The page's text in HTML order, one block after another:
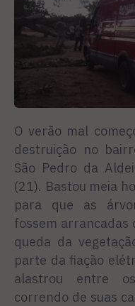
O verão mal
destruição no
São Pedro da
(21). Bastou meia
para que as
fossem arrancadas
queda da
parte da fiação
alastrou entre
correndo de suas